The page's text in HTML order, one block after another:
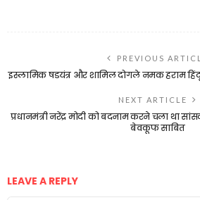
PREVIOUS
इस्लामिक षडयंत्र और शामिल दोगले नमक हराम हिंदू
NEXT ARTICLE
प्रधानमंत्री नरेंद्र मोदी को बदनाम करने चला था
बेवकूफ साबित
LEAVE A REPLY